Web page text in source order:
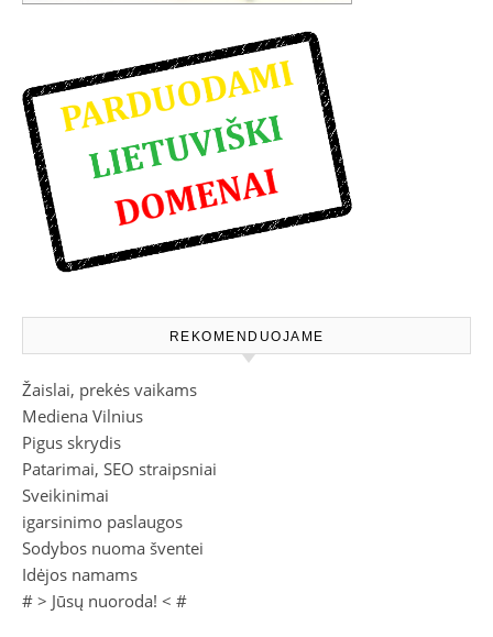
REKOMENDUOJAME
Žaislai, prekės vaikams
Mediena Vilnius
Pigus skrydis
Patarimai, SEO straipsniai
Sveikinimai
igarsinimo paslaugos
Sodybos nuoma šventei
Idėjos namams
# > Jūsų nuoroda! < #